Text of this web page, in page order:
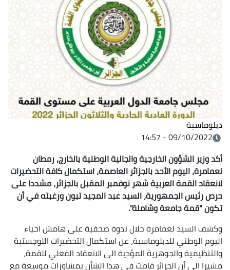
دبلوماسية
09/10/2022 - 14:57
أكد وزير الشؤون الخارجية والجالية الوطنية بالخارج، رمطان
لعمامرة، اليوم الأحد بالجزائر العاصمة، استكمال كافة التحضيرات
لانعقاد القمة العربية شهر نوفمبر المقبل بالجزائر، مشددا على
حرص رئيس الجمهورية، السيد عبد المجيد تبون ورغبته في أن
تكون "قمة جامعة وشاملة".
وكشف السيد لعمامرة خلال ندوة صحفية على هامش احياء
اليوم الوطني للدبلوماسية، عن استكمال التحضيرات اللوجستية
والتنظيمية والجوهرية المؤدية الى الانعقاد الفعلي للقمة،
مشيرا الى أن الجزائر قامت في هذا الشأن بمشاورات موسعة مع